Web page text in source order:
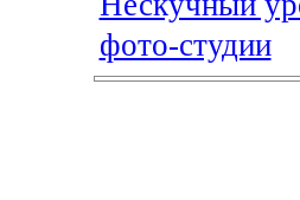
фото-студии